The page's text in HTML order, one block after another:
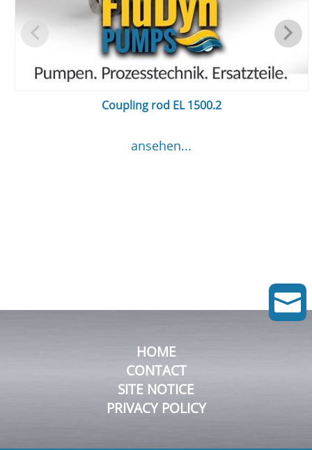
Coupling rod EL 1500.2
ansehen...
HOME
CONTACT
SITE NOTICE
PRIVACY POLICY
